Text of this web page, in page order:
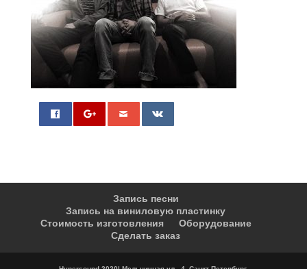
Запись песни
Запись на виниловую пластинку
Стоимость изготовления
Оборудование
Сделать заказ